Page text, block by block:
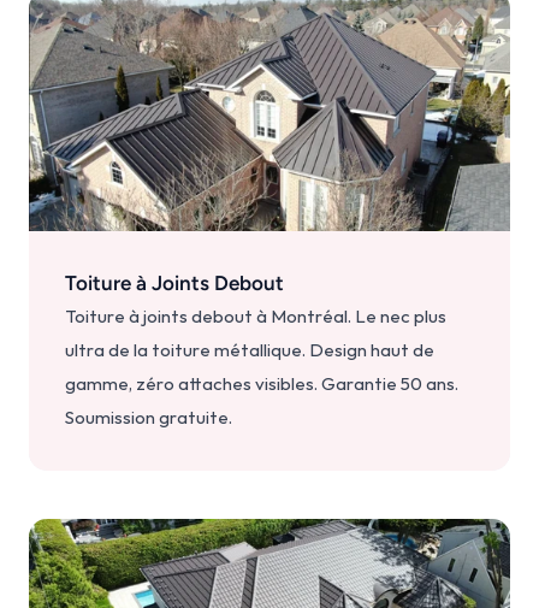
Toiture à Joints Debout
Toiture à joints debout à Montréal. Le nec plus
ultra de la toiture métallique. Design haut de
gamme, zéro attaches visibles. Garantie 50 ans.
Soumission gratuite.